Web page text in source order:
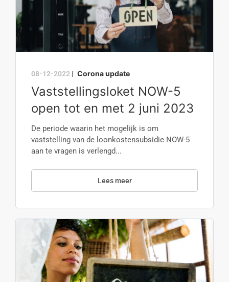
08-12-2022 | Corona update
Vaststellingsloket NOW-5
open tot en met 2 juni 2023
De periode waarin het mogelijk is om
vaststelling van de loonkostensubsidie NOW-5
aan te vragen is verlengd...
Lees meer